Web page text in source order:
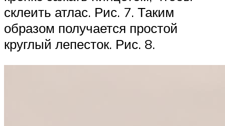
склеить атлас. Рис. 7. Таким
образом получается простой
круглый лепесток. Рис. 8.